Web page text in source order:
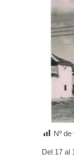
Nº
Del 17 al